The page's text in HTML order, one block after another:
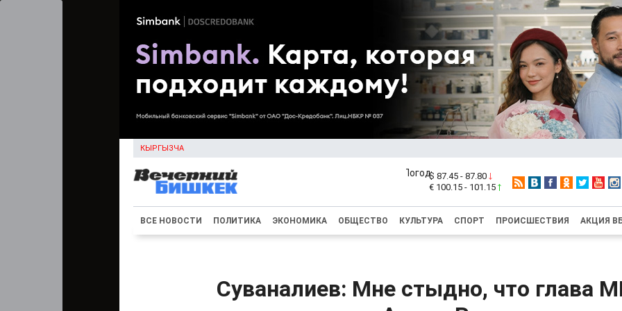
КЫРГЫЗЧА
$ 87.45 - 87.80
€ 100.15 - 101.15
ВСЕ НОВОСТИ ПОЛИТИКА ЭКОНОМИКА ОБЩЕСТВО КУЛЬТУРА СПОРТ ПРОИСШЕСТВИЯ АКЦИЯ
Суваналиев: Мне стыдно, что глава